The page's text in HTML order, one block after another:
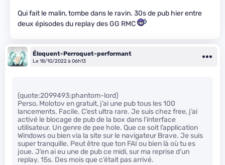
Qui fait le malin, tombe dans le ravin. 30s de pub hier entre
deux épisodes du replay des GG RMC
Éloquent-Perroquet-performant
Le 18/10/2022 à 06h13
(quote:2099493:phantom-lord)
Perso, Molotov en gratuit, j’ai une pub tous les 100
lancements. Facile. C’est ultra rare. Je suis chez free, j’ai
activé le blocage de pub de la box dans l’interface
utilisateur. Un genre de pee hole. Que ce soit l’application
Windows ou bien via la site sur le navigateur Brave. Je suis
super tranquille. Peut être que ton FAI ou bien là où tu es
joue. J’en ai eu une de pub ce midi, sur ma reprise d’un
replay. 15s. Des mois que c’était pas arrivé.